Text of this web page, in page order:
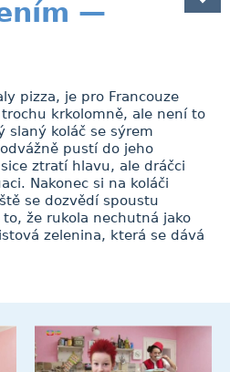
—
pizza, je pro Francouze
krkolomně, ale není to
slaný koláč se sýrem
pustí do jeho
ztratí hlavu, ale dráčci
Nakonec si na koláči
se dozvědí spoustu
že rukola nechutná jako
zelenina, která se dává